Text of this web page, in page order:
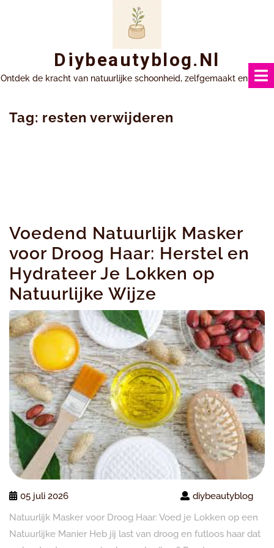
Diybeautyblog.nl
Ontdek de kracht van natuurlijke schoonheid, zelfgemaakt en uniek.
Tag: resten verwijderen
Voedend Natuurlijk Masker
voor Droog Haar: Herstel en
Hydrateer Je Lokken op
Natuurlijke Wijze
05 juli 2026
diybeautyblog
Natuurlijk Masker voor Droog Haar: Voed je Lokken op een
Natuurlijke Manier Heb jij last van droog en futloos haar dat